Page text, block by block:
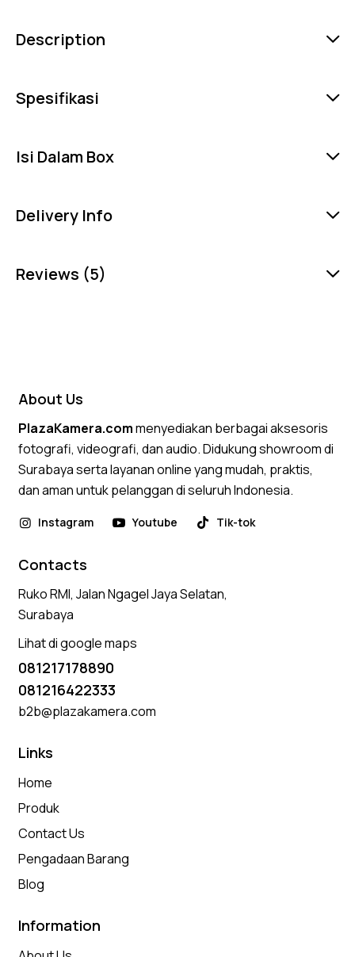
Description
Spesifikasi
Isi Dalam Box
Delivery Info
Reviews (5)
About Us
PlazaKamera.commenyediakan berbagai aksesoris
fotografi, videografi, dan audio. Didukung showroom di
Surabaya serta layanan online yang mudah, praktis,
dan aman untuk pelanggan di seluruh Indonesia.
Instagram Youtube Tik-tok
Contacts
Ruko RMI, Jalan Ngagel Jaya Selatan,
Surabaya
Lihat di google maps
081217178890
081216422333
b2b@plazakamera.com
Links
Home
Produk
Contact Us
Pengadaan Barang
Blog
Information